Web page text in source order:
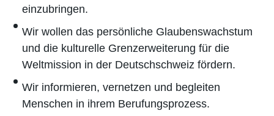
einzubringen.
Wir wollen das persönliche Glaubenswachstum
und die kulturelle Grenzerweiterung für die
Weltmission in der Deutschschweiz fördern.
Wir informieren, vernetzen und begleiten
Menschen in ihrem Berufungsprozess.